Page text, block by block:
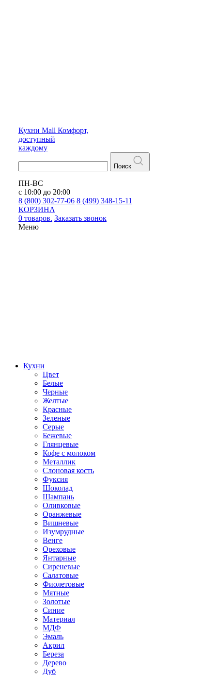
Кухни Mall Комфорт,
доступный
каждому
Поиск
ПН-ВС
с 10:00 до 20:00
8 (800) 302-77-06 8 (499) 348-15-11
КОРЗИНА
0 товаров. Заказать звонок
Меню
Кухни
Цвет
Белые
Черные
Желтые
Красные
Зеленые
Серые
Бежевые
Глянцевые
Кофе с молоком
Металлик
Слоновая кость
Фуксия
Шоколад
Шампань
Оливковые
Оранжевые
Вишневые
Изумрудные
Венге
Ореховые
Янтарные
Сиреневые
Салатовые
Фиолетовые
Мятные
Золотые
Синие
Материал
МДФ
Эмаль
Акрил
Береза
Дерево
Дуб